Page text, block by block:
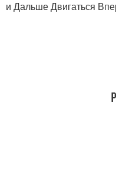
и Дальше Двигаться